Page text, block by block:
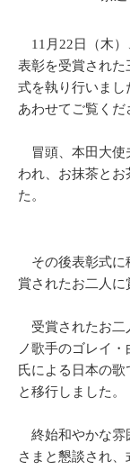
11月22日（木）
表彰を受賞され
式を執り行いま
あわせてご覧くだ
冒頭、本田大使
われ、お抹茶と
た。
その後表彰式に
賞されたお二人に
受賞されたお二
ノ歌手のゴレイ
氏による日本の
と移行しました。
終始和やかな雰
さまと懇談され、